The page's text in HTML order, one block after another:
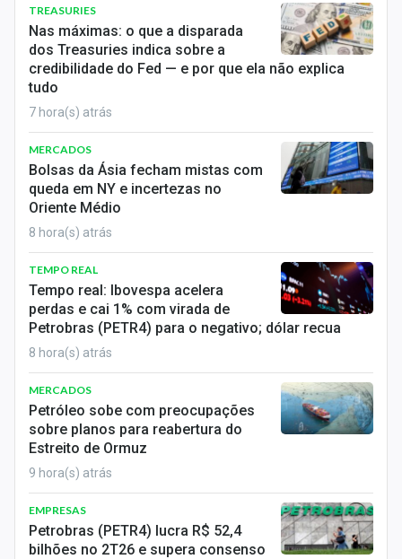
TREASURIES
Nas máximas: o que a disparada
dos Treasuries indica sobre a
credibilidade do Fed — e por que ela não explica
tudo
7 hora(s) atrás
MERCADOS
Bolsas da Ásia fecham mistas com
queda em NY e incertezas no
Oriente Médio
8 hora(s) atrás
TEMPO REAL
Tempo real: Ibovespa acelera
perdas e cai 1% com virada de
Petrobras (PETR4) para o negativo; dólar recua
8 hora(s) atrás
MERCADOS
Petróleo sobe com preocupações
sobre planos para reabertura do
Estreito de Ormuz
9 hora(s) atrás
EMPRESAS
Petrobras (PETR4) lucra R$ 52,4
bilhões no 2T26 e supera consenso